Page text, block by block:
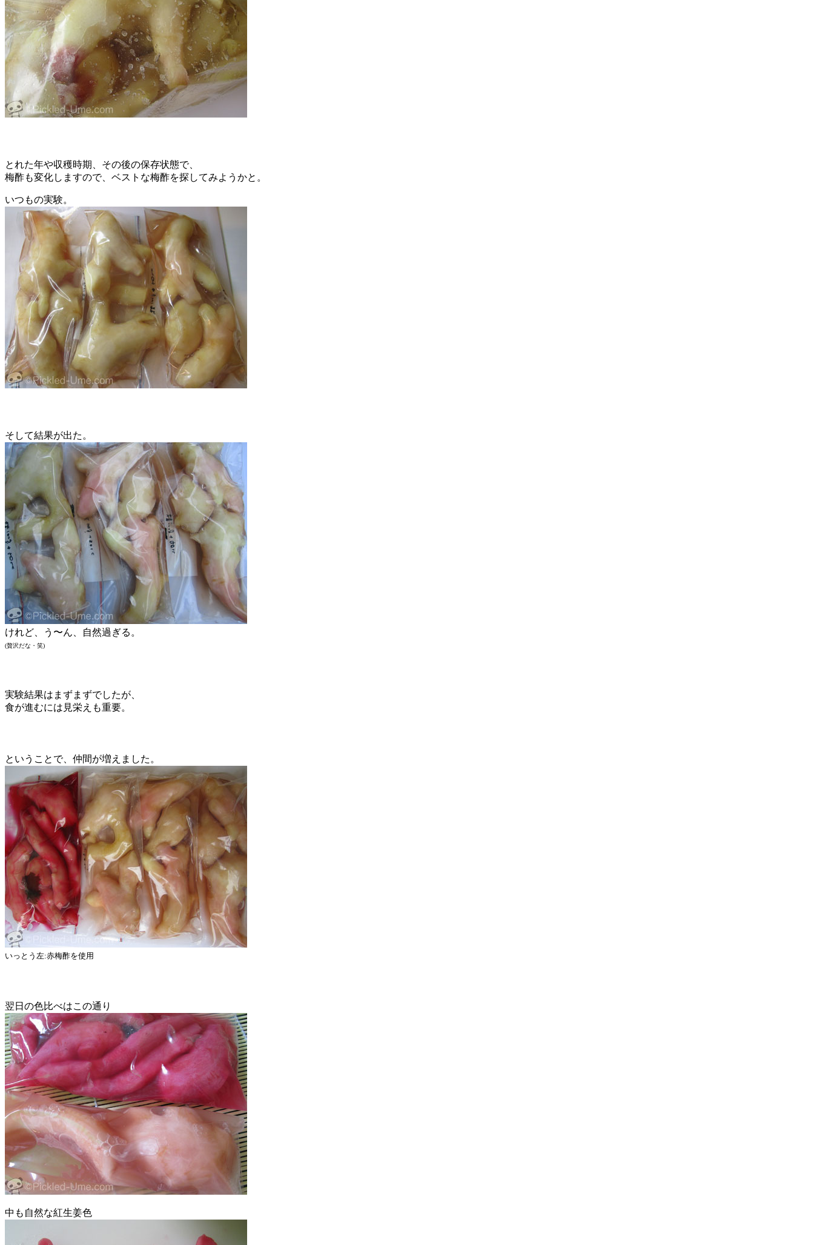
とれた年や収穫時期、その後の保存状態で、
梅酢も変化しますので、ベストな梅酢を探してみようかと。
いつもの実験。
そして結果が出た。
けれど、う〜ん、自然過ぎる。
(贅沢だな・笑)
実験結果はまずまずでしたが、
食が進むには見栄えも重要。
ということで、仲間が増えました。
いっとう左:赤梅酢を使用
翌日の色比べはこの通り
中も自然な紅生姜色